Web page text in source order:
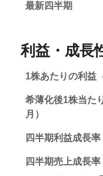
最新四半期
利益・成長
1株あたりの利益
希薄化後1株当た
月）
四半期利益成長率
四半期売上成長率